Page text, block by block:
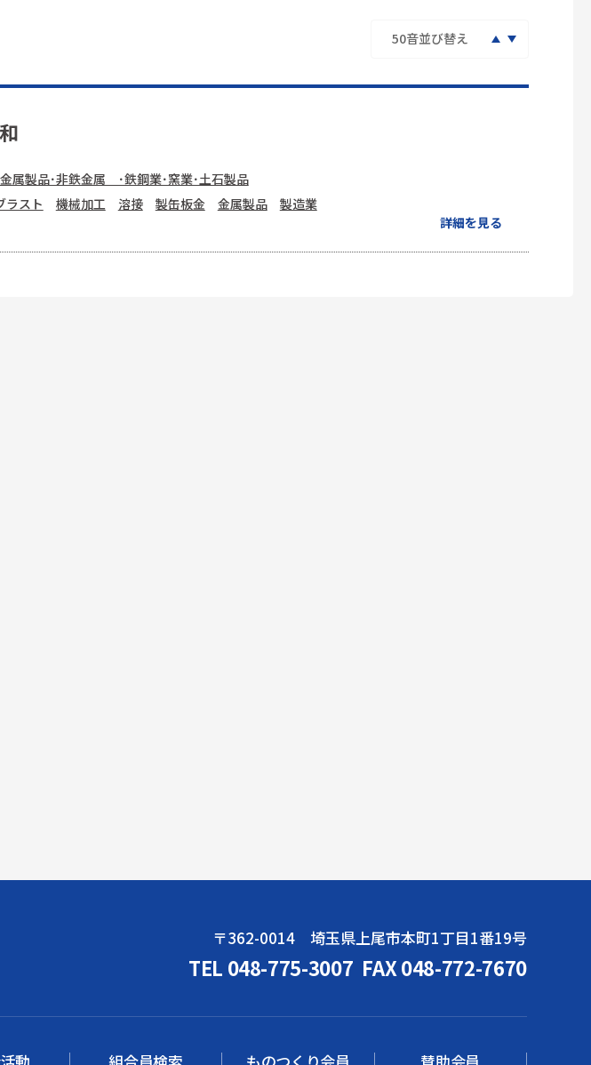
属製品･非鉄金属 ･鉄鋼業･窯業･土石製品
ラスト
機械加工 溶接 製缶板金 金属製品
製造業
詳細を見る
〒362-0014 埼玉県上尾市本町1丁目1番19号
TEL 048-775-3007 FAX 048-772-7670